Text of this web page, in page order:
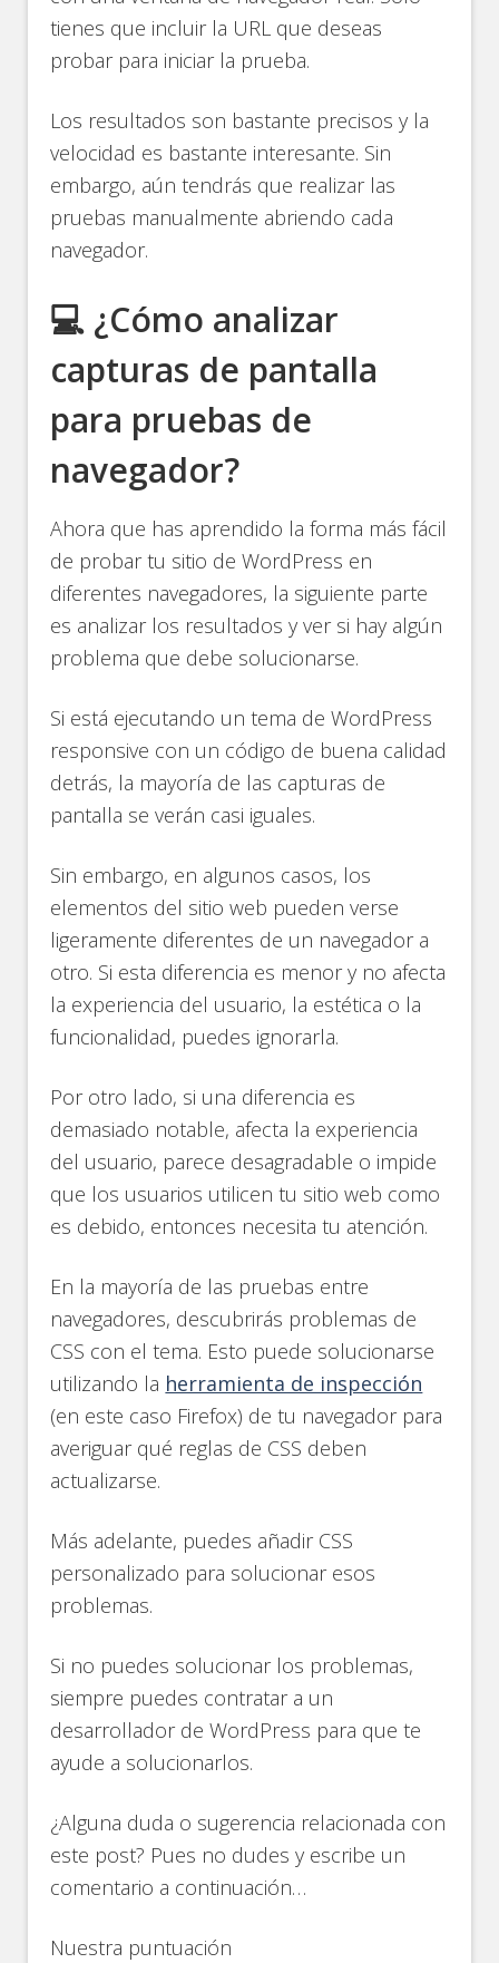
tienes que incluir la URL que deseas
probar para iniciar la prueba.
Los resultados son bastante precisos y la
velocidad es bastante interesante. Sin
embargo, aún tendrás que realizar las
pruebas manualmente abriendo cada
navegador.
💻 ¿Cómo analizar
capturas de pantalla
para pruebas de
navegador?
Ahora que has aprendido la forma más fácil
de probar tu sitio de WordPress en
diferentes navegadores, la siguiente parte
es analizar los resultados y ver si hay algún
problema que debe solucionarse.
Si está ejecutando un tema de WordPress
responsive con un código de buena calidad
detrás, la mayoría de las capturas de
pantalla se verán casi iguales.
Sin embargo, en algunos casos, los
elementos del sitio web pueden verse
ligeramente diferentes de un navegador a
otro. Si esta diferencia es menor y no afecta
la experiencia del usuario, la estética o la
funcionalidad, puedes ignorarla.
Por otro lado, si una diferencia es
demasiado notable, afecta la experiencia
del usuario, parece desagradable o impide
que los usuarios utilicen tu sitio web como
es debido, entonces necesita tu atención.
En la mayoría de las pruebas entre
navegadores, descubrirás problemas de
CSS con el tema. Esto puede solucionarse
utilizando la herramienta de inspección
(en este caso Firefox) de tu navegador para
averiguar qué reglas de CSS deben
actualizarse.
Más adelante, puedes añadir CSS
personalizado para solucionar esos
problemas.
Si no puedes solucionar los problemas,
siempre puedes contratar a un
desarrollador de WordPress para que te
ayude a solucionarlos.
¿Alguna duda o sugerencia relacionada con
este post? Pues no dudes y escribe un
comentario a continuación…
Nuestra puntuación